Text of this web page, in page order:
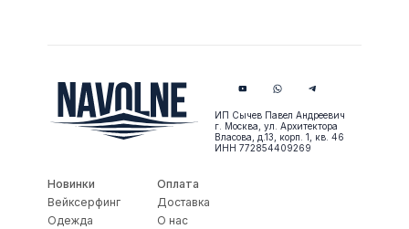
ИП Сычев Павел Андреевич
г. Москва, ул. Архитектора
Власова, д.13, корп. 1, кв. 46
ИНН 772854409269
Новинки
Вейксерфинг
Одежда
Оплата
Доставка
О нас